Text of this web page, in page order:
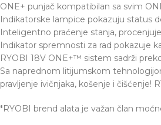
ONE+ punjač kompatibilan sa svim
Indikatorske lampice pokazuju status
Inteligentno praćenje stanja,
Indikator spremnosti za rad pokazuje
RYOBI 18V ONE+™ sistem sadrži
Sa naprednom litijumskom
pravljenje ivičnjaka, košenje i čišćenje!
*RYOBI brend alata je važan član
YouTube